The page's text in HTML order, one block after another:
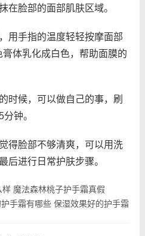
在脸部的面部肌肤区域。
用手指的温度轻轻按摩面部
体乳化成白色，帮助面膜的
时候，可以做自己的事，刷
钟。
得脸部不够清爽，可以用洗
后进行日常护肤步骤。
魔法森林桃子护手霜真假
手霜有哪些 保湿效果好的护手霜